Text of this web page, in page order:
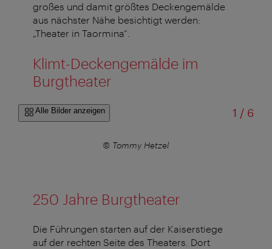
großes und damit größtes Deckengemälde
aus nächster Nähe besichtigt werden:
„Theater in Taormina“.
Klimt-Deckengemälde im
Burgtheater
Alle Bilder anzeigen 1 /von
6
© Tommy Hetzel
250 Jahre Burgtheater
Die Führungen starten auf der Kaiserstiege
auf der rechten Seite des Theaters. Dort